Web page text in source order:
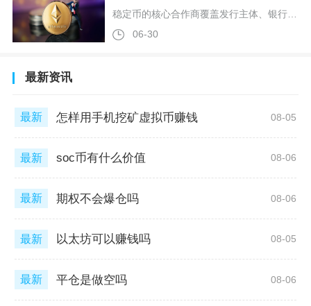
06-30
最新资讯
最新 怎样用手机挖矿虚拟币赚钱 08-05
最新 soc币有什么价值 08-06
最新 期权不会爆仓吗 08-06
最新 以太坊可以赚钱吗 08-05
最新 平仓是做空吗 08-06